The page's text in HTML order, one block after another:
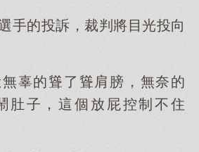
手的投訴，裁判將目光投向
辜的聳了聳肩膀，無奈的
肚子，這個放屁控制不住